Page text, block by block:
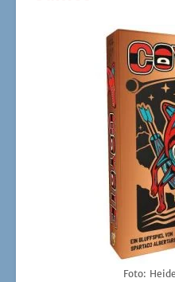
Foto:
COYOTE ist
em Gewand – und
anders geschnei­dert.
COYOTE als POW-
so-lus­tig Stirn­bän­der
dar­an eine Kar­te
det in eine Art
falls an die ima­gi­nä­re
Jah­ren bei Tan­te
der beherz­ten Arbeit
mitt­ler­wei­le anders.